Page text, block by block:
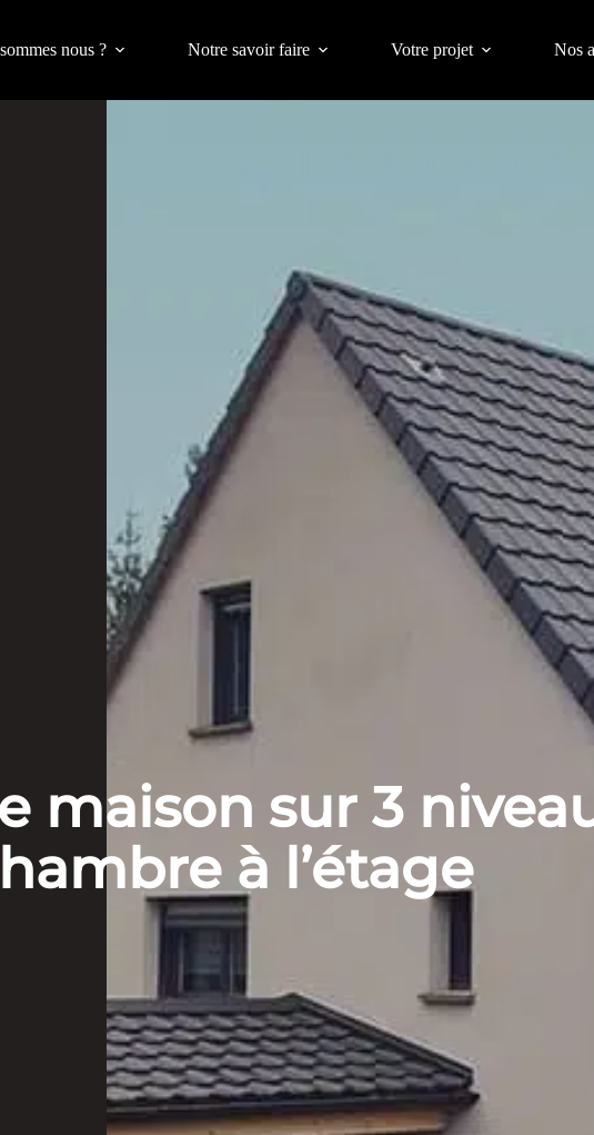
nous ? Notre savoir faire Votre projet Nos
maison sur 3
à l’étage